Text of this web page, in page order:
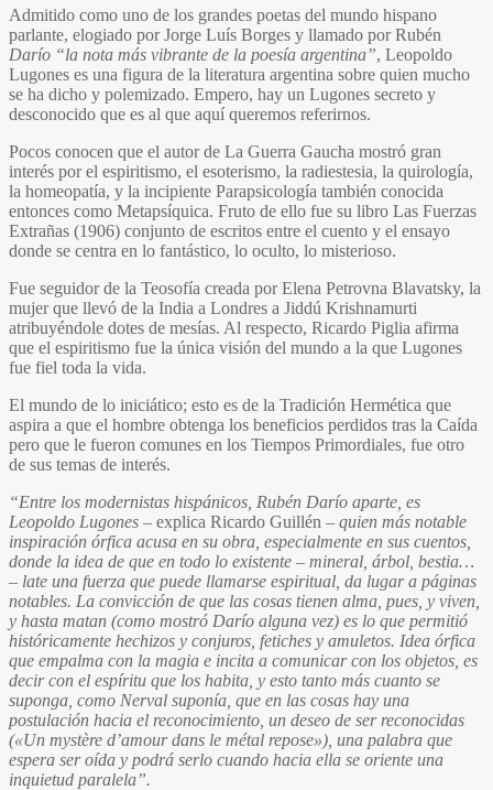
Admitido como uno de los grandes poetas del mundo hispano
parlante, elogiado por Jorge Luís Borges y llamado por Rubén
Darío “la nota más vibrante de la poesía argentina”, Leopoldo
Lugones es una figura de la literatura argentina sobre quien mucho
se ha dicho y polemizado. Empero, hay un Lugones secreto y
desconocido que es al que aquí queremos referirnos.
Pocos conocen que el autor de La Guerra Gaucha mostró gran
interés por el espiritismo, el esoterismo, la radiestesia, la quirología,
la homeopatía, y la incipiente Parapsicología también conocida
entonces como Metapsíquica. Fruto de ello fue su libro Las Fuerzas
Extrañas (1906) conjunto de escritos entre el cuento y el ensayo
donde se centra en lo fantástico, lo oculto, lo misterioso.
Fue seguidor de la Teosofía creada por Elena Petrovna Blavatsky, la
mujer que llevó de la India a Londres a Jiddú Krishnamurti
atribuyéndole dotes de mesías. Al respecto, Ricardo Piglia afirma
que el espiritismo fue la única visión del mundo a la que Lugones
fue fiel toda la vida.
El mundo de lo iniciático; esto es de la Tradición Hermética que
aspira a que el hombre obtenga los beneficios perdidos tras la Caída
pero que le fueron comunes en los Tiempos Primordiales, fue otro
de sus temas de interés.
“Entre los modernistas hispánicos, Rubén Darío aparte, es
Leopoldo Lugones – explica Ricardo Guillén – quien más notable
inspiración órfica acusa en su obra, especialmente en sus cuentos,
donde la idea de que en todo lo existente – mineral, árbol, bestia…
– late una fuerza que puede llamarse espiritual, da lugar a páginas
notables. La convicción de que las cosas tienen alma, pues, y viven,
y hasta matan (como mostró Darío alguna vez) es lo que permitió
históricamente hechizos y conjuros, fetiches y amuletos. Idea órfica
que empalma con la magia e incita a comunicar con los objetos, es
decir con el espíritu que los habita, y esto tanto más cuanto se
suponga, como Nerval suponía, que en las cosas hay una
postulación hacia el reconocimiento, un deseo de ser reconocidas
(«Un mystère d’amour dans le métal repose»), una palabra que
espera ser oída y podrá serlo cuando hacia ella se oriente una
inquietud paralela”.